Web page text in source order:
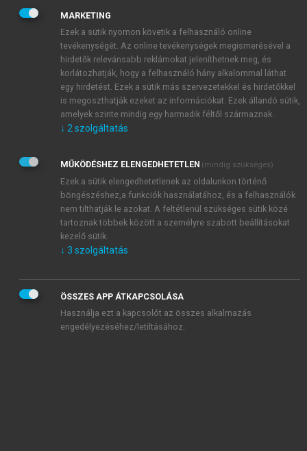
JELSZÓ
JELSZÓ ÚJRA
Kérek értesítést a MeRSZ újdonságairól, akcióiról.
Kérek értesítést az Akadémiai Kiadó Zrt. újdonságairól,
Adatkezelési tájékoztatóbanfoglaltakat tudomásul
veszem és elfogadom.
Általános vásárlási feltételeket, valamint a szotar.netés a
mersz.huoldalak licencszerződéseiben foglaltakat
tudomásul veszem és elfogadom.
KIPRÓBÁLOM
MARKETING
Ezek a sütik nyomon követik a felhasználó online
tevékenységét. Az online tevékenységek megismerésével a
hirdetők relevánsabb reklámokat jeleníthetnek meg, és
korlátozhatják, hogy a felhasználó hány alkalommal láthat
egy hirdetést. Ezek a sütik más szervezetekkel és hirdetőkkel
is megoszthatják ezeket az információkat. Ezek állandó sütik,
amelyek szinte mindig egy harmadik féltől származnak.
↓ 2 szolgáltatás
MŰKÖDÉSHEZ ELENGEDHETETLEN (mindig szükséges)
Ezek a sütik elengedhetetlenek az oldalunkon történő
böngészéshez,a funkciók használatához, és a felhasználók
nem tilthatják le azokat. A feltétlenül szükséges sütik közé
tartoznak többek között a személyre szabott beállításokat
kezelő sütik.
↓ 3 szolgáltatás
ÖSSZES APP ÁTKAPCSOLÁSA
Használja ezt a kapcsolót az összes alkalmazás
engedélyezéséhez/letiltásához.